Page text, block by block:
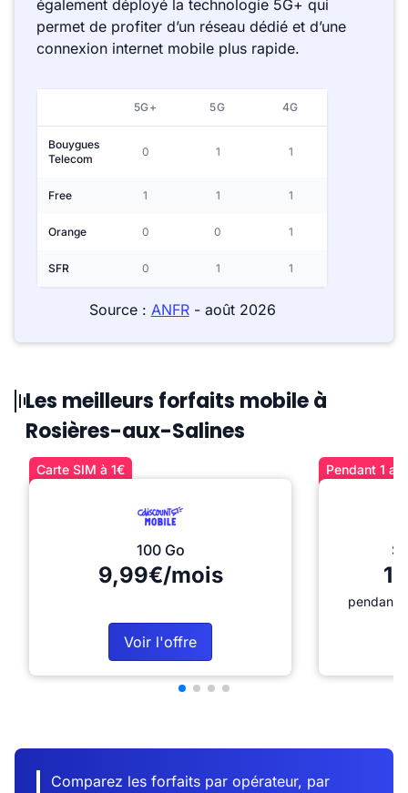
également déployé la technologie 5G+ qui
permet de profiter d’un réseau dédié et d’une
connexion internet mobile plus rapide.
5G+ 5G 4G
Bouygues
Telecom
0 1 1
Free 1 1 1
Orange 0 0 1
SFR 0 1 1
Source : ANFR- août 2026
Les meilleurs forfaits mobile à
Rosières-aux-Salines
Carte SIM à 1€
100 Go
9,99€/mois
Voir l'offre
Pendant 1
pendant
Comparez les forfaits par opérateur, par